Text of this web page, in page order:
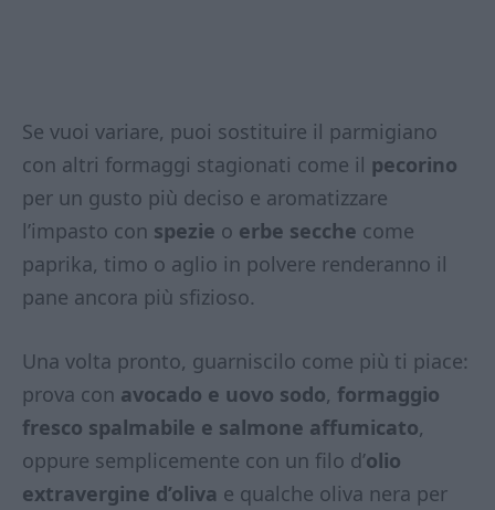
Se vuoi variare, puoi sostituire il parmigiano
con altri formaggi stagionati come il pecorino
per un gusto più deciso e aromatizzare
l’impasto con spezie o erbe secche come
paprika, timo o aglio in polvere renderanno il
pane ancora più sfizioso.
Una volta pronto, guarniscilo come più ti piace:
prova con avocado e uovo sodo, formaggio
fresco spalmabile e salmone affumicato,
oppure semplicemente con un filo d’olio
extravergine d’oliva e qualche oliva nera per